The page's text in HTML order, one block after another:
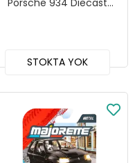
Porsche 934 Diecast
STOKTA YOK